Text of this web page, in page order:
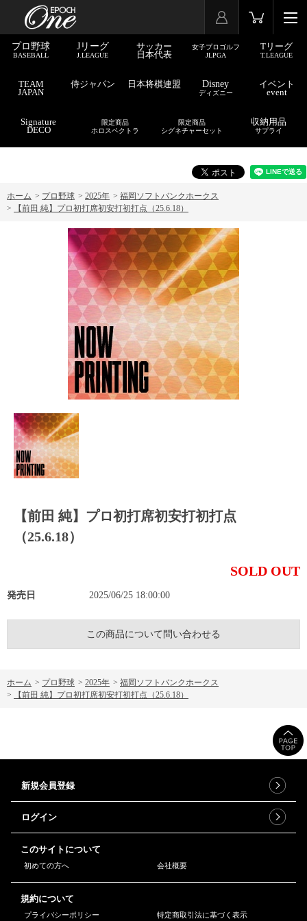
プロ野球
BASEBALL
Jリーグ
J.LEAGUE
サッカー
日本代表
女子プロゴルフ
JLPGA
Tリーグ
T.LEAGUE
TEAM
JAPAN
侍ジャパン 日本将棋連盟 Disney
ディズニー
イベント
event
Signature
DECO
限定商品
ホロスペクトラ
限定商品
シグネチャーセット
収納用品
サプライ
ホーム > プロ野球 > 2025年 > 福岡ソフトバンクホークス
>
【前田 純】プロ初打席初安打初打点（25.6.18）
【前田 純】プロ初打席初安打初打点
（25.6.18）
SOLD OUT
発売日 2025/06/25 18:00:00
この商品について問い合わせる
ホーム > プロ野球 > 2025年 > 福岡ソフトバンクホークス
>
【前田 純】プロ初打席初安打初打点（25.6.18）
新規会員登録
ログイン
このサイトについて
初めての方へ 会社概要
規約について
プライバシーポリシー 特定商取引法に基づく表示